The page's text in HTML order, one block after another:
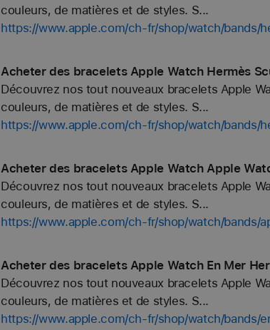
couleurs, de matières et de styles. S...
https://www.apple.com/ch-fr/shop/watch/bands/
Acheter des bracelets Apple Watch Hermès
Découvrez nos tout nouveaux bracelets Apple
couleurs, de matières et de styles. S...
https://www.apple.com/ch-fr/shop/watch/
Acheter des bracelets Apple Watch Apple
Découvrez nos tout nouveaux bracelets Apple
couleurs, de matières et de styles. S...
https://www.apple.com/ch-fr/shop/watch/bands/
Acheter des bracelets Apple Watch En Mer
Découvrez nos tout nouveaux bracelets Apple
couleurs, de matières et de styles. S...
https://www.apple.com/ch-fr/shop/watch/bands/